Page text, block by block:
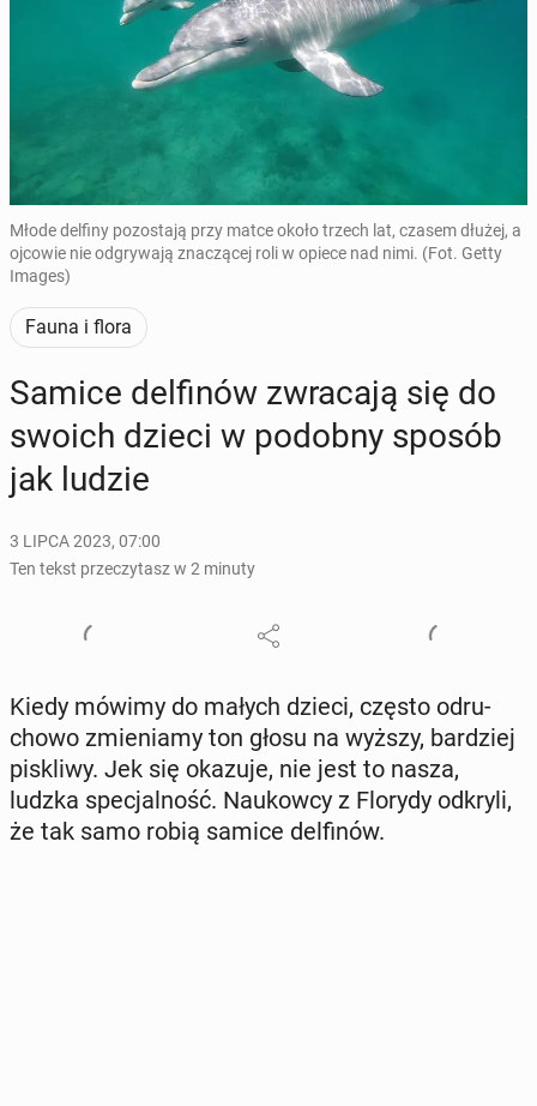
Młode delfiny pozostają przy matce około trzech lat, czasem dłużej, a
ojcowie nie odgrywają znaczącej roli w opiece nad nimi. (Fot. Getty
Images)
Fauna i flora
Samice del­fi­nów zwra­ca­ją się do
swoich dzieci w podobny sposób
jak ludzie
3 LIPCA 2023, 07:00
Ten tekst przeczytasz w 2 minuty
Kiedy mówimy do małych dzieci, często od­ru­
cho­wo zmie­nia­my ton głosu na wyższy, bar­dziej
pi­skli­wy. Jek się okazuje, nie jest to nasza,
ludzka spe­cjal­ność. Na­ukow­cy z Florydy odkryli,
że tak samo robią samice del­fi­nów.